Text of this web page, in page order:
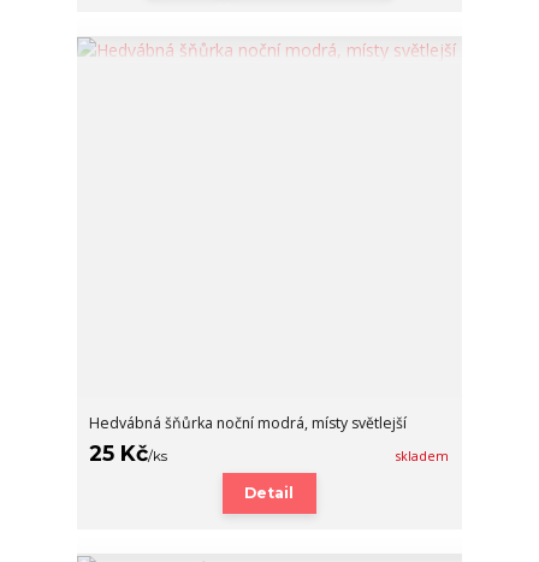
Hedvábná šňůrka noční modrá, místy světlejší
25 Kč/ks skladem
Detail